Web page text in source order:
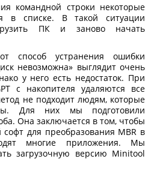
командной строки некоторые
в списке. В такой ситуации
ПК и заново начать
способ устранения ошибки
невозможна» выглядит очень
у него есть недостаток. При
с накопителя удаляются все
не подходит людям, которые
Для них мы подготовили
Она заключается в том, чтобы
для преобразования MBR в
многие приложения. Мы
загрузочную версию Minitool